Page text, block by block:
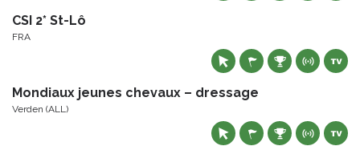
CSI 2* St-Lô
FRA
Mondiaux jeunes chevaux – dressage
Verden (ALL)